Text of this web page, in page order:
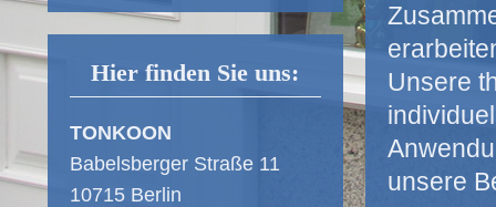
Unsere
unsere
Hier finden Sie uns:
TONKOON
Babelsberger Straße 11
10715 Berlin